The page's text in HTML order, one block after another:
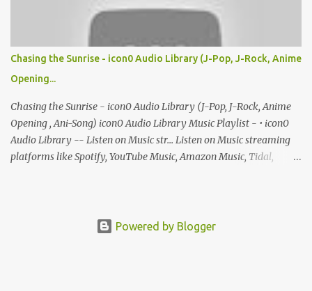
Chasing the Sunrise - icon0 Audio Library (J-Pop, J-Rock, Anime
Opening...
Chasing the Sunrise - icon0 Audio Library (J-Pop, J-Rock, Anime
Opening , Ani-Song) icon0 Audio Library Music Playlist - • icon0
Audio Library -- Listen on Music str... Listen on Music streaming
platforms like Spotify, YouTube Music, Amazon Music, Tidal,
Powered by Blogger